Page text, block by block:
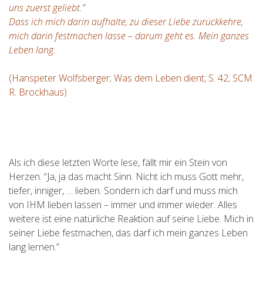
uns zuerst geliebt.”
Dass ich mich darin aufhalte, zu dieser Liebe zurückkehre,
mich darin festmachen lasse – darum geht es. Mein ganzes
Leben lang.
(Hanspeter Wolfsberger; Was dem Leben dient; S. 42; SCM
R. Brockhaus)
Als ich diese letzten Worte lese, fällt mir ein Stein von
Herzen. “Ja, ja das macht Sinn. Nicht ich muss Gott mehr,
tiefer, inniger, … lieben. Sondern ich darf und muss mich
von IHM lieben lassen – immer und immer wieder. Alles
weitere ist eine natürliche Reaktion auf seine Liebe. Mich in
seiner Liebe festmachen, das darf ich mein ganzes Leben
lang lernen.”